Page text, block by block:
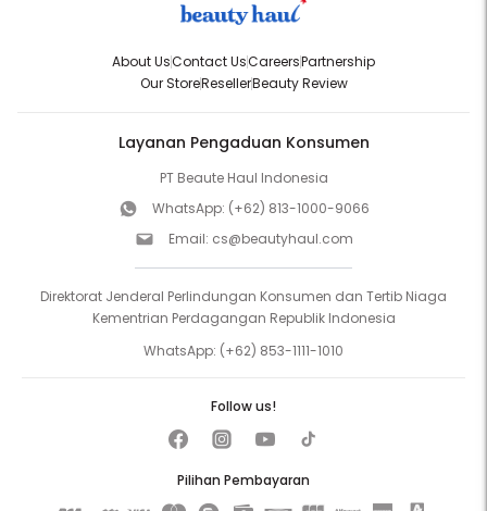
About UsContact UsCareersPartnership
Our StoreResellerBeauty Review
Layanan Pengaduan Konsumen
PT Beaute Haul Indonesia
WhatsApp: (+62) 813-1000-9066
Email: cs@beautyhaul.com
Direktorat Jenderal Perlindungan Konsumen dan Tertib Niaga
Kementrian Perdagangan Republik Indonesia
WhatsApp: (+62) 853-1111-1010
Pilihan Pembayaran
Follow us!